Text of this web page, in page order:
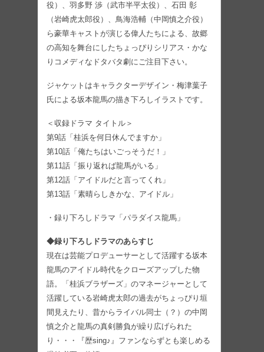
役）、羽多野 渉（武市半平太役）、石田 彰
（岩崎虎太郎役）、鳥海浩輔（中岡慎之介役）
ら豪華キャストが演じる偉人たちによる、故郷
の高知を舞台にしたちょっぴりシリアス・かな
りコメディなドタバタ劇にご注目下さい。
ジャケットはキャラクターデザイン・梅津葉子
氏による坂本龍馬の描き下ろしイラストです。
＜収録ドラマ タイトル＞
第9話「桂浜を何日休んでますか」
第10話「俺たちはいごっそうだ！」
第11話「振り返れば龍馬がいる」
第12話「アイドルだと言ってくれ」
第13話「素晴らしきかな、アイドル」
・録り下ろしドラマ「パラダイス龍馬」
◆録り下ろしドラマのあらすじ
現在は芸能プロデューサーとして活躍する坂本
龍馬のアイドル時代をクローズアップした物
語。「桂浜ブラザーズ」のマネージャーとして
活躍している岩崎虎太郎の過去がちょっぴり垣
間見えたり、昔からライバル同士（？）の中岡
慎之介と龍馬の真剣勝負が繰り広げられた
り・・・『歴sing♪』ファンならずとも楽しめる